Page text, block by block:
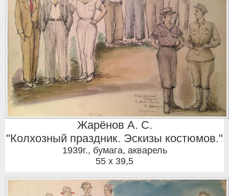
Жарёнов А. С.
"Колхозный праздник. Эскизы костюмов."
1939г., бумага, акварель
55 x 39,5